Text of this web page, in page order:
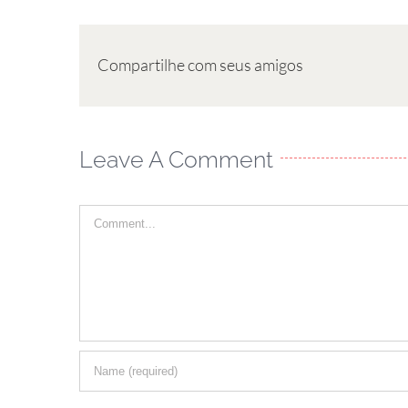
Compartilhe com seus amigos
Leave A Comment
Comment